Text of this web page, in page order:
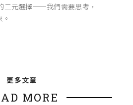
二元選擇——我們需要思考，
更多文章
MORE